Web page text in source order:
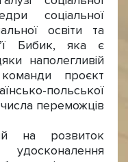
соціальної
освіти та
Бибик, яка є
наполегливій
проєкт
польської
переможців
на розвиток
удосконалення